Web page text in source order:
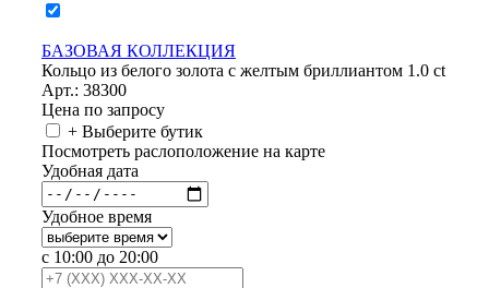
БАЗОВАЯ КОЛЛЕКЦИЯ
Кольцо из белого золота с желтым бриллиантом 1.0 ct
Арт.: 38300
Цена по запросу
+ Выберите бутик
Посмотреть раслоположение на карте
Удобная дата
Удобное время
с 10:00 до 20:00